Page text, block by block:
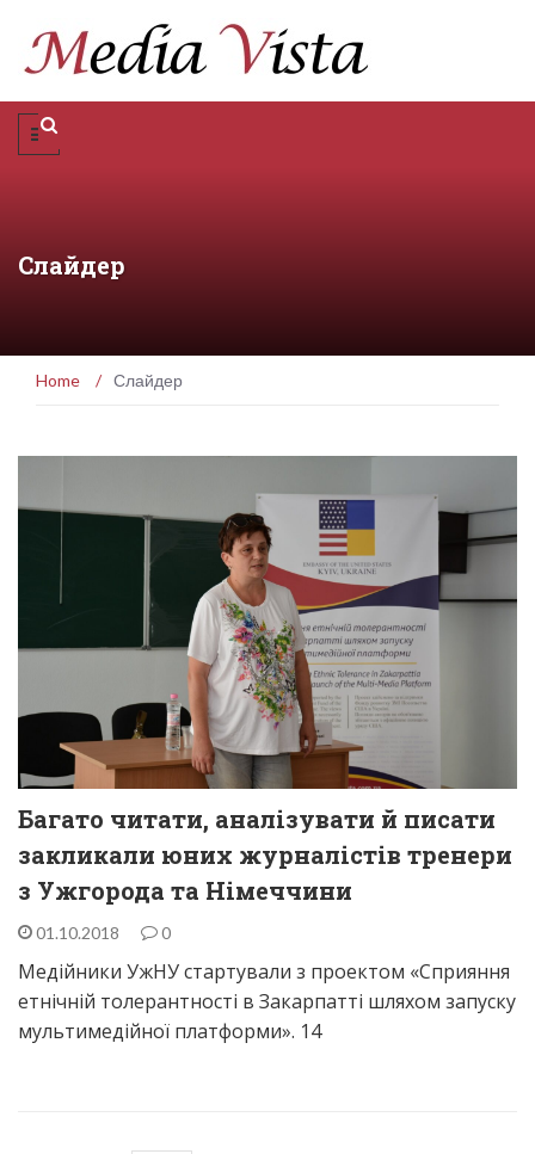
Слайдер
Home / Слайдер
Багато читати, аналізувати й писати
закликали юних журналістів тренери
з Ужгорода та Німеччини
01.10.2018 0
Медійники УжНУ стартували з проектом «Сприяння
етнічній толерантності в Закарпатті шляхом запуску
мультимедійної платформи». 14